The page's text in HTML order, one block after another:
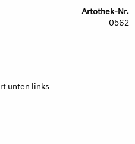
Artothek-Nr.
0562
unten links